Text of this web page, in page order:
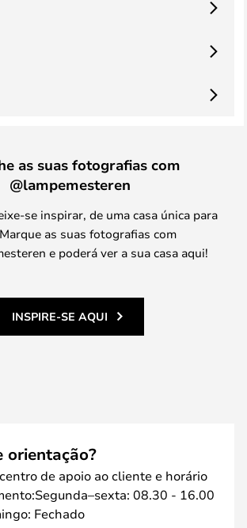
as suas fotografias com
@lampemesteren
se inspirar, de uma casa única para
as suas fotografias com
e poderá ver a sua casa aqui!
INSPIRE-SE AQUI
orientação?
de apoio ao cliente e horário
08.30 - 16.00
Fechado